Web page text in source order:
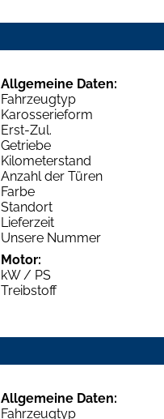
Allgemeine Daten:
Fahrzeugtyp
Karosserieform
Erst-Zul.
Getriebe
Kilometerstand
Anzahl der Türen
Farbe
Standort
Lieferzeit
Unsere Nummer
Motor:
kW / PS
Treibstoff
Allgemeine Daten:
Fahrzeugtyp